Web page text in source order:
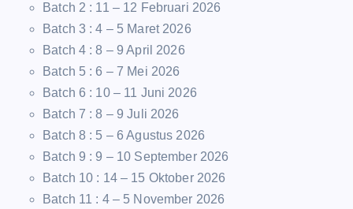
Batch 2 : 11 – 12 Februari 2026
Batch 3 : 4 – 5 Maret 2026
Batch 4 : 8 – 9 April 2026
Batch 5 : 6 – 7 Mei 2026
Batch 6 : 10 – 11 Juni 2026
Batch 7 : 8 – 9 Juli 2026
Batch 8 : 5 – 6 Agustus 2026
Batch 9 : 9 – 10 September 2026
Batch 10 : 14 – 15 Oktober 2026
Batch 11 : 4 – 5 November 2026